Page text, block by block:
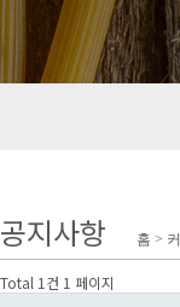
공지사항 홈 >
Total 1건 1 페이지